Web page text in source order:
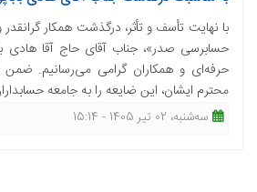
با نهایت تأسف و تأثر، درگذشت همکار
حسابرسی صدر»، جناب آقای حاج آقا هادی
حرفه‌ای و همکاران گرامی می‌رسانیم. ضمن
محترم ایشان، این ضایعه را به جامعه
ﺳﻪشنبه، 02 تیر 1405 - 15:14